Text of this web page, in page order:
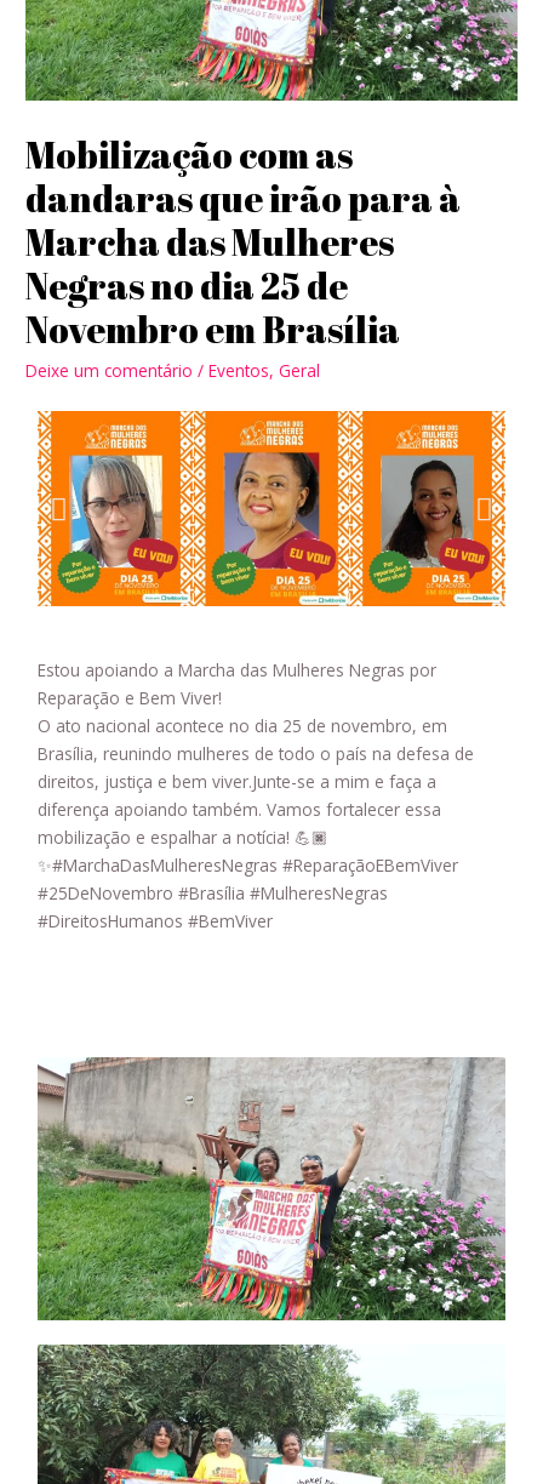
Mobilização com as
dandaras que irão para à
Marcha das Mulheres
Negras no dia 25 de
Novembro em Brasília
Deixe um comentário /Eventos,Geral
Estou apoiando a Marcha das Mulheres Negras por
Reparação e Bem Viver!
O ato nacional acontece no dia 25 de novembro, em
Brasília, reunindo mulheres de todo o país na defesa de
direitos, justiça e bem viver.Junte-se a mim e faça a
diferença apoiando também. Vamos fortalecer essa
mobilização e espalhar a notícia! 💪🏿
✨#MarchaDasMulheresNegras #ReparaçãoEBemViver
#25DeNovembro #Brasília #MulheresNegras
#DireitosHumanos #BemViver